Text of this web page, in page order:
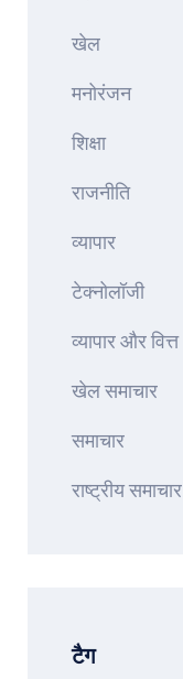
खेल
मनोरंजन
शिक्षा
राजनीति
व्यापार
टेक्नोलॉजी
व्यापार और वित्त
खेल समाचार
समाचार
राष्ट्रीय समाचार
टैग